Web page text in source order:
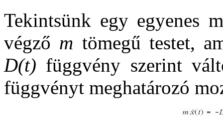
Tekintsünk egy egyenes
végző m tömegű testet,
D(t) függvény szerint
függvényt meghatározó